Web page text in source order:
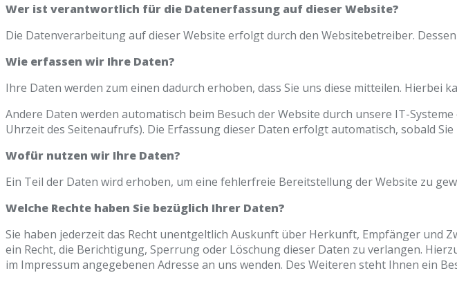
Wer ist verantwortlich für die Datenerfassung auf dieser Website?
Die Datenverarbeitung auf dieser Website erfolgt durch den Websitebetreiber.
Wie erfassen wir Ihre Daten?
Ihre Daten werden zum einen dadurch erhoben, dass Sie uns diese mitteilen. Hierbei
Andere Daten werden automatisch beim Besuch der Website durch unsere IT-
Uhrzeit des Seitenaufrufs). Die Erfassung dieser Daten erfolgt automatisch, sobald
Wofür nutzen wir Ihre Daten?
Ein Teil der Daten wird erhoben, um eine fehlerfreie Bereitstellung der Website zu
Welche Rechte haben Sie bezüglich Ihrer Daten?
Sie haben jederzeit das Recht unentgeltlich Auskunft über Herkunft, Empfänger und
ein Recht, die Berichtigung, Sperrung oder Löschung dieser Daten zu verlangen.
im Impressum angegebenen Adresse an uns wenden. Des Weiteren steht Ihnen ein